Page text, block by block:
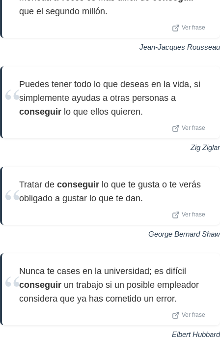
que el segundo millón.
Ver frase
Jean-Jacques Rousseau
Puedes tener todo lo que deseas en la vida, si
simplemente ayudas a otras personas a
conseguir lo que ellos quieren.
Ver frase
Zig Ziglar
Tratar de conseguir lo que te gusta o te verás
obligado a gustar lo que te dan.
Ver frase
George Bernard Shaw
Nunca te cases en la universidad; es difícil
conseguir un trabajo si un posible empleador
considera que ya has cometido un error.
Ver frase
Elbert Hubbard